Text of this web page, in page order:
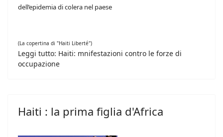
dell’epidemia di colera nel paese
(La copertina di "Haiti Liberté")
Leggi tutto: Haiti: mnifestazioni contro le forze di
occupazione
Haiti : la prima figlia d'Africa